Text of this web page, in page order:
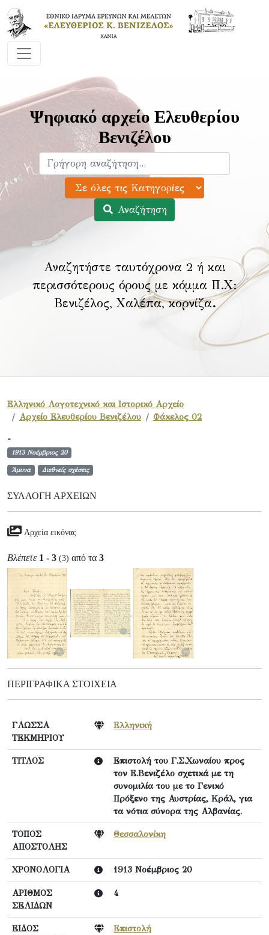
Ψηφιακό αρχείο Ελευθερίου
Βενιζέλου
Αναζήτηση
Αναζητήστε ταυτόχρονα 2 ή και
περισσότερους όρους με κόμμα Π.Χ:
Βενιζέλος, Χαλέπα, κορνίζα.
Ελληνικό Λογοτεχνικό και Ιστορικό Αρχείο
Αρχείο Ελευθερίου Βενιζέλου
Φάκελος 02
-
1913 Νοέμβριος 20
Άμυνα Διεθνείς σχέσεις
ΣΥΛΛΟΓΉ ΑΡΧΕΊΩΝ
Αρχεία εικόνας
Βλέπετε 1 - 3 (3) από τα 3
ΠΕΡΙΓΡΑΦΙΚΆ ΣΤΟΙΧΕΊΑ
ΓΛΩΣΣΑ
ΤΕΚΜΗΡΙΟΥ
Ελληνική
ΤΙΤΛΟΣ
Επιστολή του Γ.Σ.Χωναίου προς
τον Ε.Βενιζέλο σχετικά με τη
συνομιλία του με το Γενικό
Πρόξενο της Αυστρίας, Κράλ, για
τα νότια σύνορα της Αλβανίας.
ΤΟΠΟΣ
ΑΠΟΣΤΟΛΗΣ
Θεσσαλονίκη
ΧΡΟΝΟΛΟΓΙΑ 1913 Νοέμβριος 20
ΑΡΙΘΜΟΣ
ΣΕΛΙΔΩΝ
4
ΕΙΔΟΣ
Επιστολή